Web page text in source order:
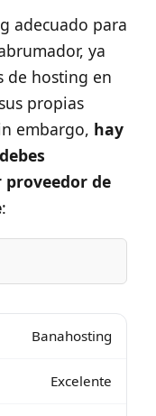
adecuado para
ya
de hosting en
propias
embargo, hay
de
:
Banahosting
Excelente